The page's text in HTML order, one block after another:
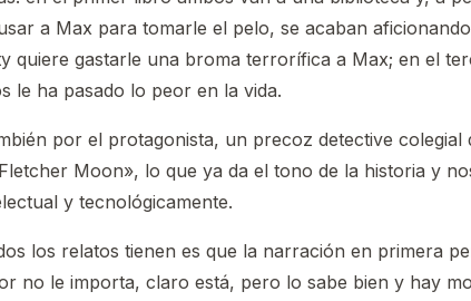
a Max para tomarle el pelo, se acaban
quiere gastarle una broma terrorífica a Max; en el
le ha pasado lo peor en la vida.
por el protagonista, un precoz detective colegial
Moon», lo que ya da el tono de la historia y
y tecnológicamente.
los relatos tienen es que la narración en primera
no le importa, claro está, pero lo sabe bien y hay